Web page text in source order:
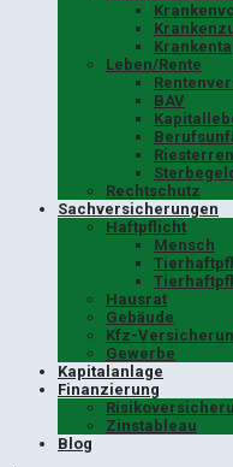
Leben/Rente
BAV
Sterbegeld
Rechtschutz
Sachversicherungen
Haftpflicht
Mensch
Hausrat
Gebäude
Kfz-
Gewerbe
Kapitalanlage
Finanzierung
Zinstableau
Blog